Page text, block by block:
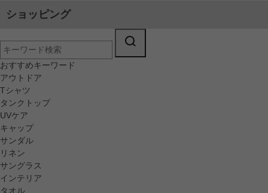
ショッピング
おすすめキーワード
アウトドア
Tシャツ
タンクトップ
UVケア
キャップ
サンダル
リネン
サングラス
インテリア
タオル